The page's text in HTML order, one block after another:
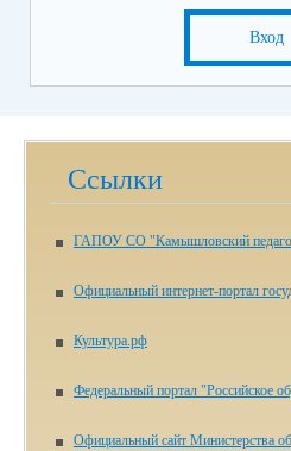
Вход
Ссылки
ГАПОУ СО "Камышловский
Официальный интернет-портал
Культура.рф
Федеральный портал "Российское
Официальный сайт Министерства